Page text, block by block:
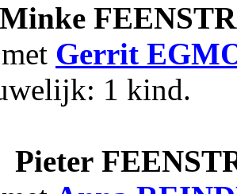
Minke
Gerrit
1 kind.
Pieter